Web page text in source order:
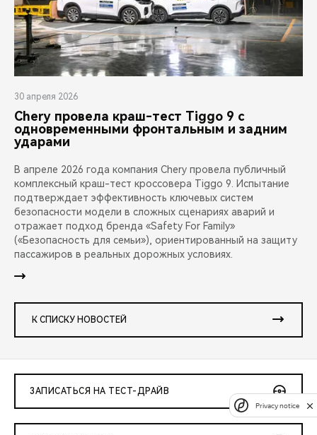
30 апреля 2026
Chery провела краш-тест Tiggo 9 с
одновременными фронтальным и задним
ударами
В апреле 2026 года компания Chery провела публичный
комплексный краш-тест кроссовера Tiggo 9. Испытание
подтверждает эффективность ключевых систем
безопасности модели в сложных сценариях аварий и
отражает подход бренда «Safety For Family»
(«Безопасность для семьи»), ориентированный на защиту
пассажиров в реальных дорожных условиях.
К СПИСКУ НОВОСТЕЙ
ЗАПИСАТЬСЯ НА ТЕСТ-ДРАЙВ
Privacy notice